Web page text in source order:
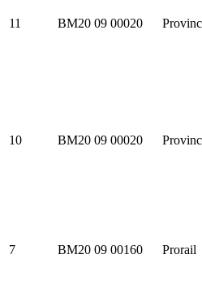
11 BM20 09 00020
10 BM20 09 00020
7 BM20 09 00160 Prorail